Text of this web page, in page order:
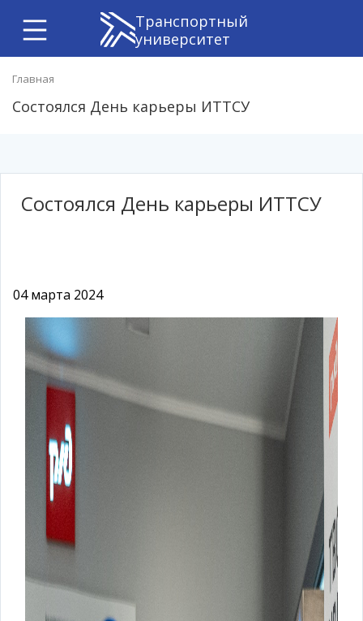
Транспортный
университет
Главная
Состоялся День карьеры ИТТСУ
Состоялся День карьеры ИТТСУ
04 марта 2024